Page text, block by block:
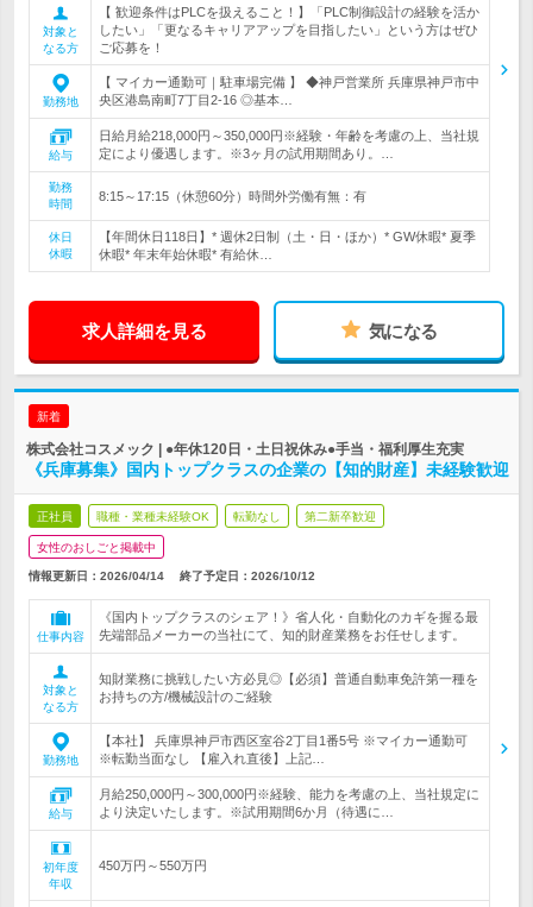
対象と
なる方
【 歓迎条件はPLCを扱えること！】「PLC制御設計の経験を活か
したい」「更なるキャリアアップを目指したい」という方はぜひ
ご応募を！
勤務地
【 マイカー通勤可｜駐車場完備 】 ◆神戸営業所 兵庫県神戸市中
央区港島南町7丁目2-16 ◎基本…
給与
日給月給218,000円～350,000円※経験・年齢を考慮の上、当社規
定により優遇します。※3ヶ月の試用期間あり。…
勤務
時間
8:15～17:15（休憩60分）時間外労働有無：有
休日
休暇
【年間休日118日】* 週休2日制（土・日・ほか）* GW休暇* 夏季
休暇* 年末年始休暇* 有給休…
求人詳細を見る 気になる
新着
株式会社コスメック | ●年休120日・土日祝休み●手当・福利厚生充実
《兵庫募集》国内トップクラスの企業の【知的財産】未経験歓迎
正社員 職種・業種未経験OK 転勤なし 第二新卒歓迎
女性のおしごと掲載中
情報更新日：2026/04/14 終了予定日： 2026/10/12
仕事内容
《国内トップクラスのシェア！》省人化・自動化のカギを握る最
先端部品メーカーの当社にて、知的財産業務をお任せします。
対象と
なる方
知財業務に挑戦したい方必見◎【必須】普通自動車免許第一種を
お持ちの方/機械設計のご経験
勤務地
【本社】 兵庫県神戸市西区室谷2丁目1番5号 ※マイカー通勤可
※転勤当面なし 【雇入れ直後】上記…
給与
月給250,000円～300,000円※経験、能力を考慮の上、当社規定に
より決定いたします。※試用期間6か月（待遇に…
初年度
年収
450万円～550万円